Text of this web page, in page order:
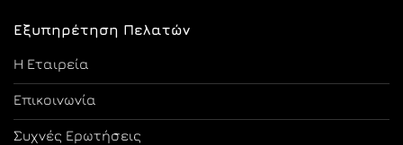
Εξυπηρέτηση Πελατών
Η Εταιρεία
Επικοινωνία
Συχνές Ερωτήσεις